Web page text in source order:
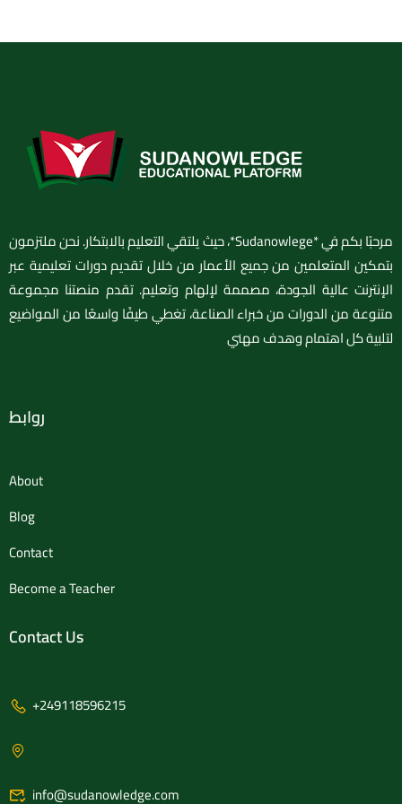
مرحبًا بكم في *Sudanowlege*، حيث يلتقي التعليم بالابتكار. نحن ملتزمون
بتمكين المتعلمين من جميع الأعمار من خلال تقديم دورات تعليمية عبر
الإنترنت عالية الجودة، مصممة لإلهام وتعليم. تقدم منصتنا مجموعة
متنوعة من الدورات من خبراء الصناعة، تغطي طيفًا واسعًا من المواضيع
لتلبية كل اهتمام وهدف مهني
روابط
About
Blog
Contact
Become a Teacher
Contact Us
+249118596215
info@sudanowledge.com